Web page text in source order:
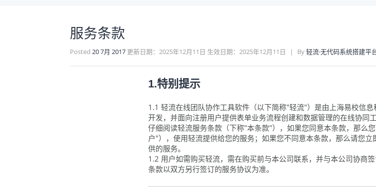
服务条款
Posted 20 7月 2017 更新日期：2025年12月11日 生效日期：2025年12月11日 By轻流·无代码系统搭建平
1.特别提示
1.1 轻流在线团队协作工具软件（以下简称"轻流"）是由上海易校信
开发，并面向注册用户提供表单业务流程创建和数据管理的在线协同
仔细阅读轻流服务条款（下称"本条款"），如果您同意本条款，那么
户"），使用轻流提供给您的服务；如果您不同意本条款，那么请您
供的服务。
1.2 用户如需购买轻流，需在购买前与本公司联系，并与本公司协商
条款以双方另行签订的服务协议为准。